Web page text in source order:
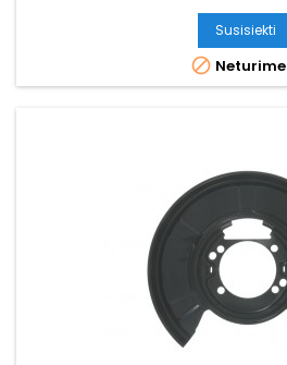
Susisiekti
 Neturime